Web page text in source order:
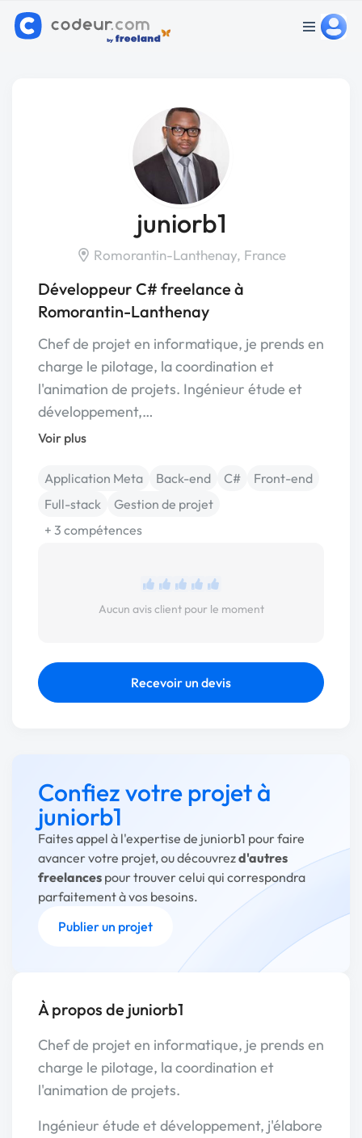
juniorb1
Romorantin-Lanthenay, France
Développeur C# freelance à
Romorantin-Lanthenay
Chef de projet en informatique, je prends en
charge le pilotage, la coordination et
l'animation de projets. Ingénieur étude et
développement,…
Voir plus
Application Meta Back-end C#
Front-end
Full-stack
Gestion de projet
+ 3 compétences
Aucun avis client pour le moment
Recevoir un devis
Confiez votre projet à
juniorb1
Faites appel à l'expertise de juniorb1 pour faire
avancer votre projet, ou découvrezd'autres
freelances pour trouver celui qui correspondra
parfaitement à vos besoins.
Publier un projet
À propos de juniorb1
Chef de projet en informatique, je prends en
charge le pilotage, la coordination et
l'animation de projets.
Ingénieur étude et développement, j'élabore